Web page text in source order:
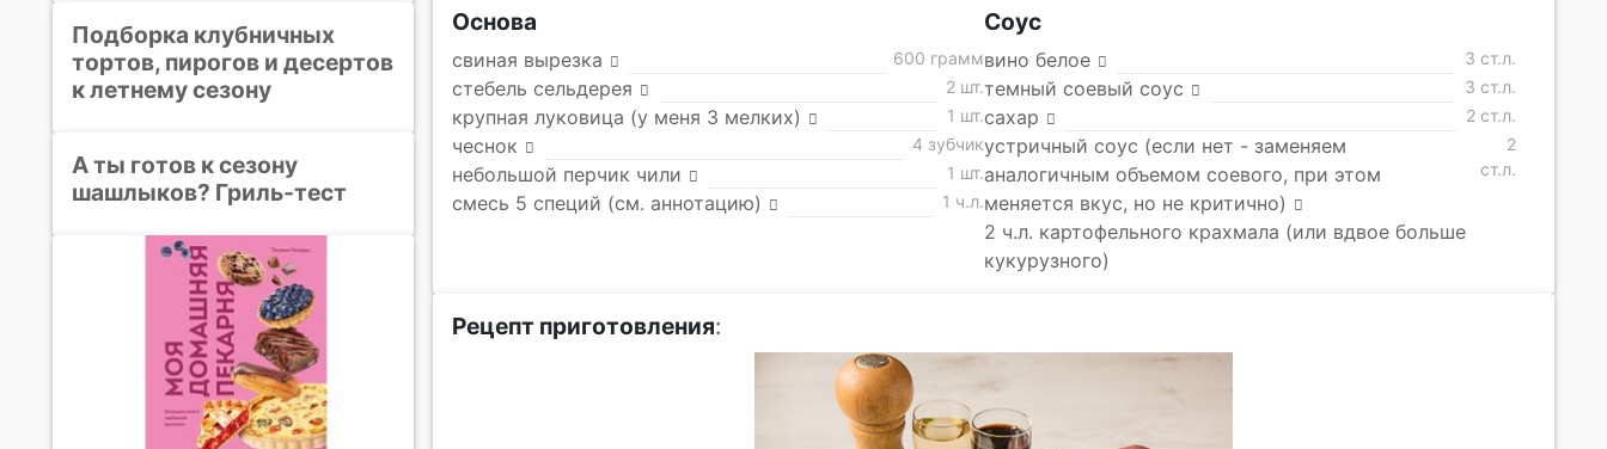
Основа
свиная вырезка 600 грамм
стебель сельдерея 2 шт.
крупная луковица (у меня 3 мелких) 1 шт.
чеснок 4 зубчик
небольшой перчик чили 1 шт.
смесь 5 специй (см. аннотацию) 1 ч.л.
Соус
вино белое 3 ст.л.
темный соевый соус 3 ст.л.
сахар 2 ст.л.
устричный соус (если нет - заменяем
аналогичным объемом соевого, при этом
меняется вкус, но не критично)
2
ст.л.
2 ч.л. картофельного крахмала (или вдвое больше
кукурузного)
Рецепт приготовления:
Подборка клубничных
тортов, пирогов и десертов
к летнему сезону
А ты готов к сезону
шашлыков? Гриль-тест